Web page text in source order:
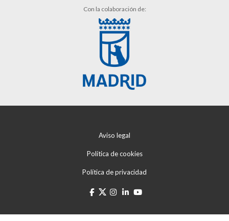
Con la colaboración de:
Aviso legal
Política de cookies
Política de privacidad